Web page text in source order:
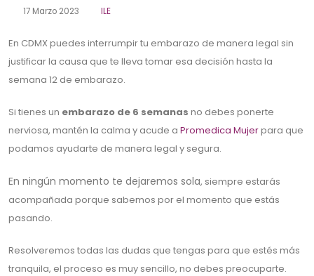
17 Marzo 2023 ILE
En CDMX puedes interrumpir tu embarazo de manera legal sin
justificar la causa que te lleva tomar esa decisión hasta la
semana 12 de embarazo.
Si tienes un embarazo de 6 semanas no debes ponerte
nerviosa, mantén la calma y acude a Promedica Mujerpara que
podamos ayudarte de manera legal y segura.
En ningún momento te dejaremos sola, siempre estarás
acompañada porque sabemos por el momento que estás
pasando.
Resolveremos todas las dudas que tengas para que estés más
tranquila, el proceso es muy sencillo, no debes preocuparte.